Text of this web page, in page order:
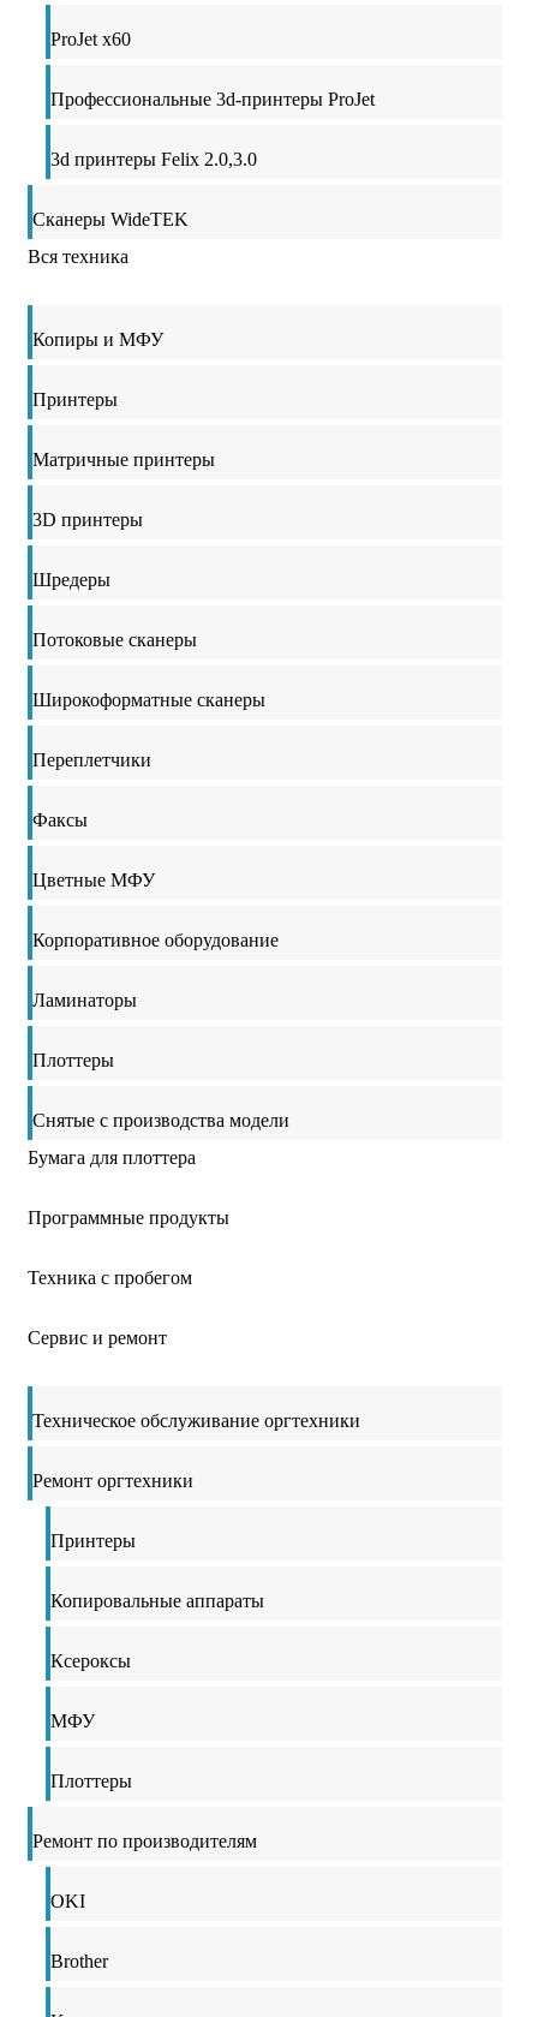
ProJet x60
Профессиональные 3d-принтеры ProJet
3d принтеры Felix 2.0,3.0
Сканеры WideTEK
Вся техника
Копиры и МФУ
Принтеры
Матричные принтеры
3D принтеры
Шредеры
Потоковые сканеры
Широкоформатные сканеры
Переплетчики
Факсы
Цветные МФУ
Корпоративное оборудование
Ламинаторы
Плоттеры
Снятые с производства модели
Бумага для плоттера
Программные продукты
Техника с пробегом
Сервис и ремонт
Техническое обслуживание оргтехники
Ремонт оргтехники
Принтеры
Копировальные аппараты
Ксероксы
МФУ
Плоттеры
Ремонт по производителям
OKI
Brother